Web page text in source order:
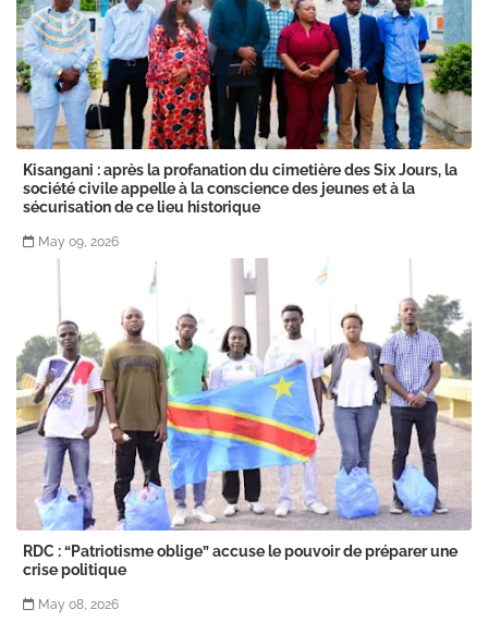
Kisangani : après la profanation du cimetière des Six Jours, la
société civile appelle à la conscience des jeunes et à la
sécurisation de ce lieu historique
May 09, 2026
RDC : “Patriotisme oblige” accuse le pouvoir de préparer une
crise politique
May 08, 2026